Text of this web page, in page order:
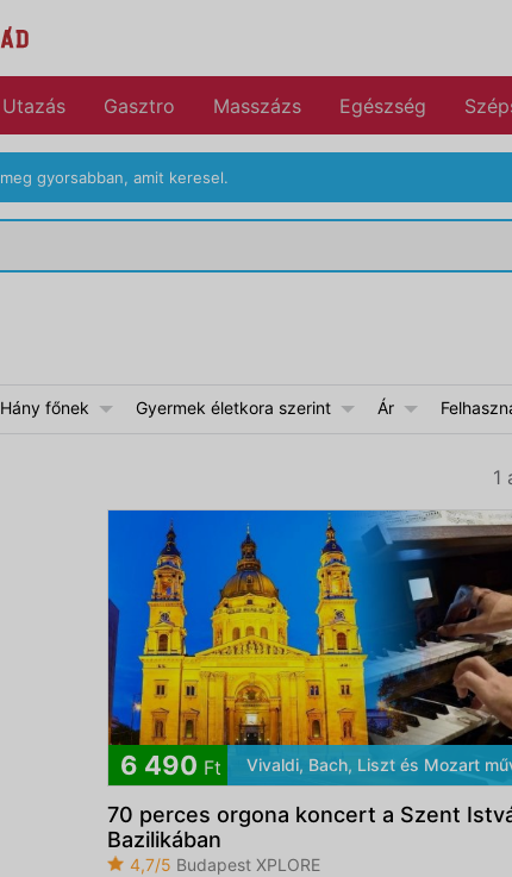
Utazás Gasztro Masszázs Egészség
gyorsabban, amit keresel.
Hány főnek Gyermek életkora szerint Ár
1
6 490 Ft Vivaldi, Bach, Liszt és Mozart
70 perces orgona koncert a Szent
Bazilikában
4,7/5 Budapest XPLORE